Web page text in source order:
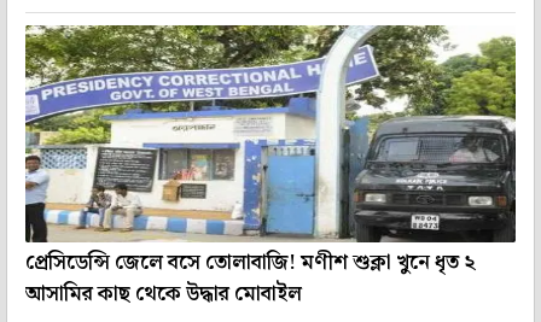
প্রেসিডেন্সি জেলে বসে তোলাবাজি! মণীশ শুক্লা খুনে ধৃত ২
আসামির কাছ থেকে উদ্ধার মোবাইল